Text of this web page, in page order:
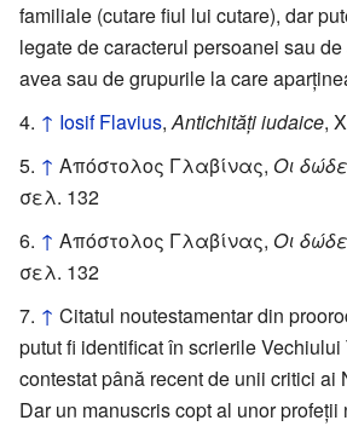
familiale (cutare fiul lui cutare), dar
legate de caracterul persoanei sau
avea sau de grupurile la care
↑ Iosif Flavius,Antichități iudaice,
↑ Απόστολος Γλαβίνας, Οι
σελ. 132
↑ Απόστολος Γλαβίνας, Οι
σελ. 132
↑ Citatul noutestamentar din
putut fi identificat în scrierile Vechiului
contestat până recent de unii critici ai
Dar un manuscris copt al unor